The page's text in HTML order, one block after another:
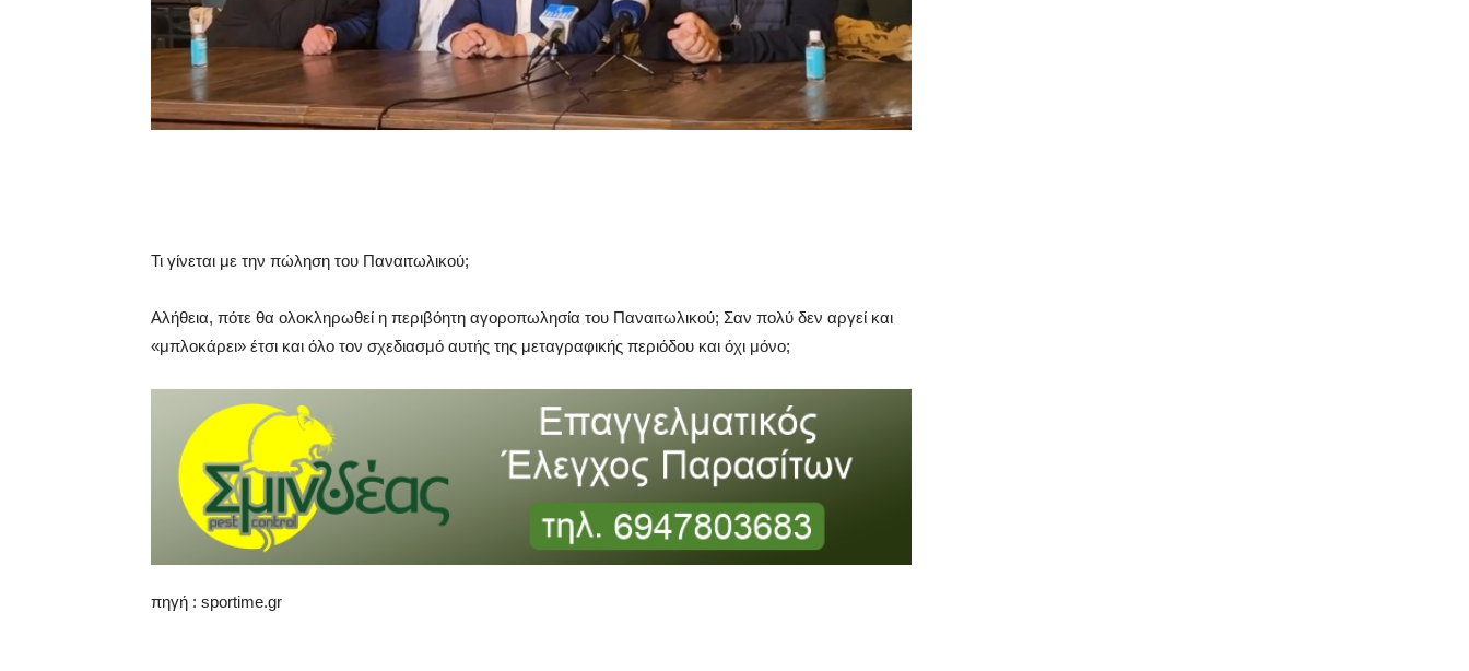
Τι γίνεται με την πώληση του Παναιτωλικού;
Αλήθεια, πότε θα ολοκληρωθεί η περιβόητη αγοροπωλησία του Παναιτωλικού; Σαν πολύ δεν αργεί και
«μπλοκάρει» έτσι και όλο τον σχεδιασμό αυτής της μεταγραφικής περιόδου και όχι μόνο;
πηγή : sportime.gr